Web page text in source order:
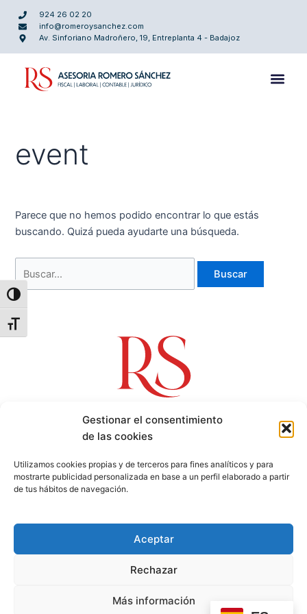
Gestionar el consentimiento
de las cookies
Utilizamos cookies propias y de terceros para fines analíticos y para
mostrarte publicidad personalizada en base a un perfil elaborado a partir
de tus hábitos de navegación.
Aceptar
Rechazar
Más información
Alternar alto contraste
Alternar tamaño de letra
contenido
924 26 02 20
info@romeroysanchez.com
Av. Sinforiano Madroñero, 19, Entreplanta 4 - Badajoz
event
Parece que no hemos podido encontrar lo que estás
buscando. Quizá pueda ayudarte una búsqueda.
por:
Dirección
Teléfono
924 26 02 20